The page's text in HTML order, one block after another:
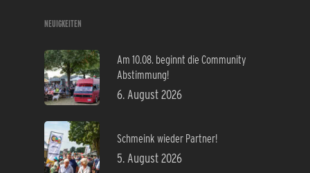
NEUIGKEITEN
Am 10.08. beginnt die Community
Abstimmung!
6. August 2026
Schmeink wieder Partner!
5. August 2026